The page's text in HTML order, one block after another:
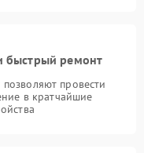
быстрый ремонт
провести
в кратчайшие